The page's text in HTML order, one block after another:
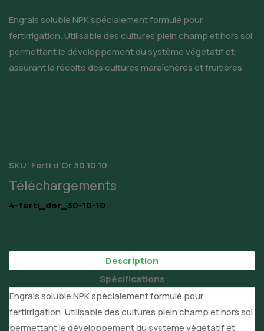
Engrais soluble NPK spécialement formulé pour
fertirrigation. Utilisable des cultures plein champ et hors sol
permettant le développement du système végétatif et
assurant la récolte des cultures maraîchères et fruitières
SKU: Ferti d’Or 30 10 10
Téléchargements
4-ferti_dor_30-10-10
Description
Spécifications
Engrais soluble NPK spécialement formulé pour
fertirrigation. Utilisable des cultures plein champ et hors sol
permettant le développement du système végétatif et